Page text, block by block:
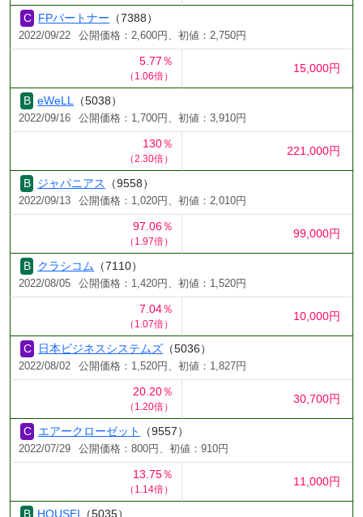
FPパートナー （7388）
2022/09/22 公開価格：2,600円、初値：2,750円
5.77％
（1.06倍）
15,000円
eWeLL （5038）
2022/09/16 公開価格：1,700円、初値：3,910円
130％
（2.30倍）
221,000円
ジャパニアス （9558）
2022/09/13 公開価格：1,020円、初値：2,010円
97.06％
（1.97倍）
99,000円
クラシコム （7110）
2022/08/05 公開価格：1,420円、初値：1,520円
7.04％
（1.07倍）
10,000円
日本ビジネスシステムズ （5036）
2022/08/02 公開価格：1,520円、初値：1,827円
20.20％
（1.20倍）
30,700円
エアークローゼット （9557）
2022/07/29 公開価格：800円、初値：910円
13.75％
（1.14倍）
11,000円
HOUSEI （5035）